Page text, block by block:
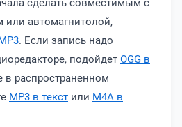
автомагнитолой,
. Если запись надо
подойдет OGG в
в распространенном
MP3 в текст или M4A в